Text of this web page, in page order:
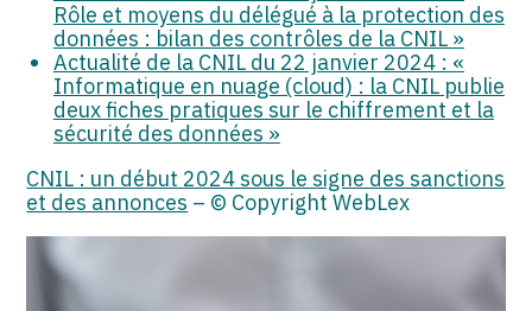
Rôle et moyens du délégué à la protection des
données : bilan des contrôles de la CNIL »
Actualité de la CNIL du 22 janvier 2024 : «
Informatique en nuage (cloud) : la CNIL publie
deux fiches pratiques sur le chiffrement et la
sécurité des données »
CNIL : un début 2024 sous le signe des sanctions
et des annonces – © Copyright WebLex